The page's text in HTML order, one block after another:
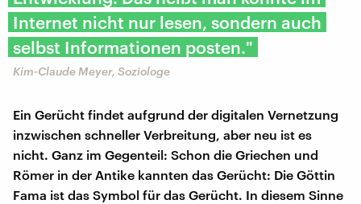
Internet nicht nur lesen, sondern auch
selbst Informationen posten."
Kim-Claude Meyer, Soziologe
Ein Gerücht findet aufgrund der digitalen Vernetzung
inzwischen schneller Verbreitung, aber neu ist es
nicht. Ganz im Gegenteil: Schon die Griechen und
Römer in der Antike kannten das Gerücht: Die Göttin
Fama ist das Symbol für das Gerücht. In diesem Sinne